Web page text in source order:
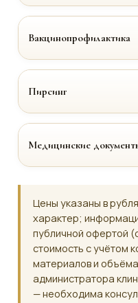
Вакцинопрофилактика
Пирсинг
Медицинские
Цены указаны в
характер;
публичной офертой
стоимость с учётом
материалов и
администратора
— необходима